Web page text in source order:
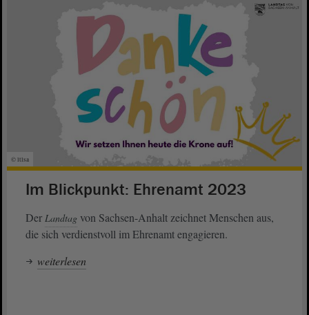
© ltlsa
Im Blickpunkt: Ehrenamt 2023
Der Landtag von Sachsen-Anhalt zeichnet Menschen aus,
die sich verdienstvoll im Ehrenamt engagieren.
weiterlesen